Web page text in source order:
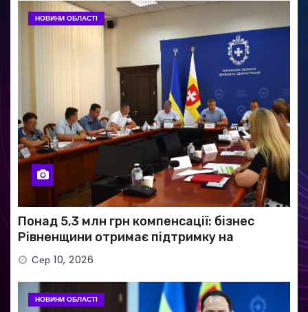
НОВИНИ ОБЛАСТІ
Понад 5,3 млн грн компенсації: бізнес
Рівненщини отримає підтримку на
придбання обладнання
Сер 10, 2026
НОВИНИ ОБЛАСТІ